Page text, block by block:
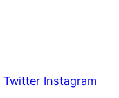
Twitter Instagram